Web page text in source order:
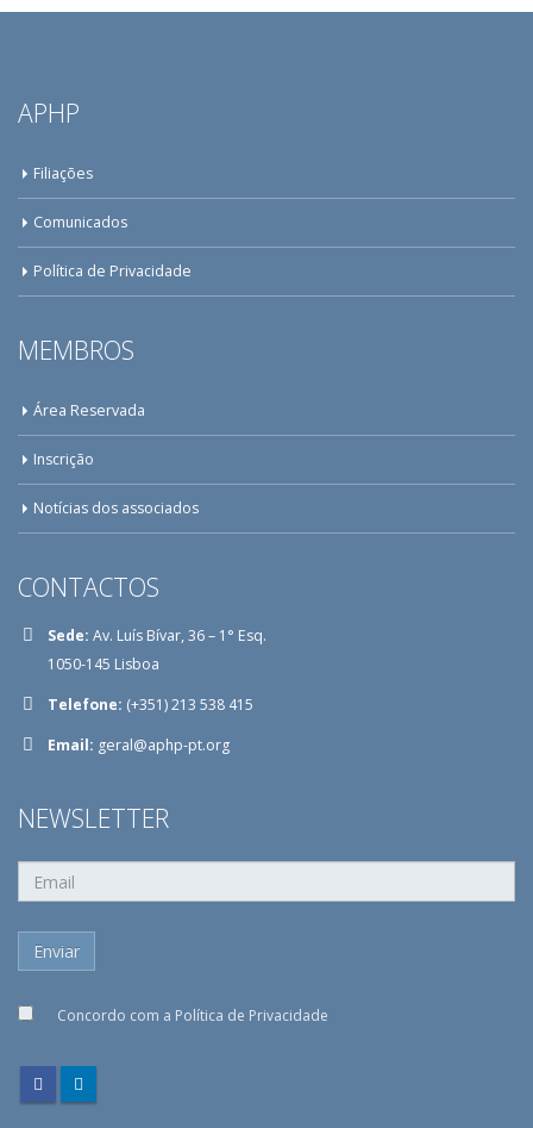
APHP
Filiações
Comunicados
Política de Privacidade
MEMBROS
Área Reservada
Inscrição
Notícias dos associados
CONTACTOS
Sede: Av. Luís Bívar, 36 – 1° Esq.
1050-145 Lisboa
Telefone: (+351) 213 538 415
Email: geral@aphp-pt.org
NEWSLETTER
Concordo com a Política de Privacidade